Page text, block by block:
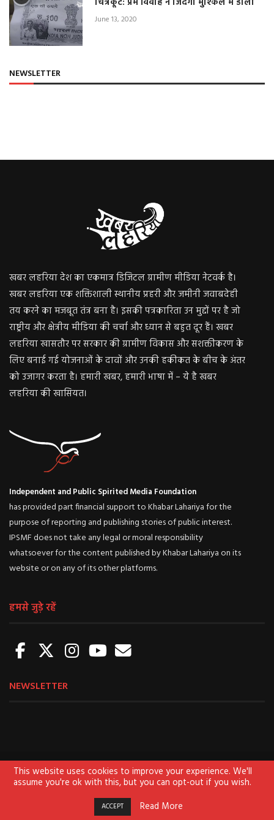
June 13, 2020
NEWSLETTER
खबर लहरिया देश का एकमात्र डिजिटल ग्रामीण मीडिया नेटवर्क है।
खबर लहरिया एक शक्तिशाली स्थानीय प्रहरी और जमीनी जवाबदेही
तय करने का मजबूत तंत्र बना है। इसकी पत्रकारिता उन मुद्दों पर है जो
राष्ट्रीय और क्षेत्रीय मीडिया की चर्चा और ध्यान से बहुत दूर हैं। खबर
लहरिया खासतौर पर सरकार की ग्रामीण विकास और सशक्तीकरण के
लिए बनाई गई योजनाओं के दावों और उनकी हकीकत के बीच के अंतर
को उजागर करता है। हमारी खबर, हमारी भाषा में – ये है खबर
लहरिया की खासियत।
Independent and Public Spirited Media Foundation
has provided part financial support to Khabar Lahariya for the
purpose of reporting and publishing stories of public interest.
IPSMF does not take any legal or moral responsibility
whatsoever for the content published by Khabar Lahariya on its
website or on any of its other platforms.
हमसे जुड़े रहें
NEWSLETTER
About us Sign Up for Newsletter
Contact us
Terms of use
Privacy Policy Disclaimer
KHABAR LAHARIYA.All Rights Reserved.
This website uses cookies to improve your experience. We'll
assume you're ok with this, but you can opt-out if you wish.
ACCEPT Read More